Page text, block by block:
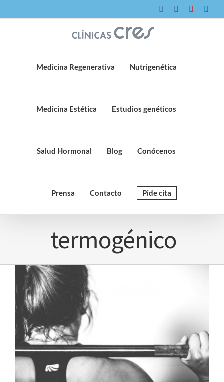
al
InstagramFacebookYouTube
Medicina Regenerativa Nutrigenética
Medicina Estética Estudios genéticos
Salud Hormonal Blog Conócenos
Prensa Contacto Pide cita
termogénico